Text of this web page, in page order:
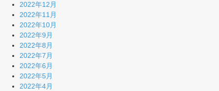
2022年12月
2022年11月
2022年10月
2022年9月
2022年8月
2022年7月
2022年6月
2022年5月
2022年4月